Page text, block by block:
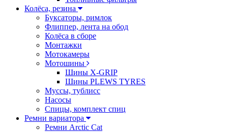
Колёса, резина
Буксаторы, римлок
Флиппер, лента на обод
Колёса в сборе
Монтажки
Мотокамеры
Мотошины
Шины X-GRIP
Шины PLEWS TYRES
Муссы, тублисс
Насосы
Спицы, комплект спиц
Ремни вариатора
Ремни Arctic Cat